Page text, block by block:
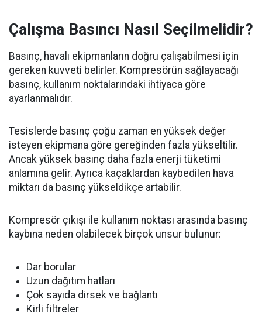
Çalışma Basıncı Nasıl Seçilmelidir?
Basınç, havalı ekipmanların doğru çalışabilmesi için
gereken kuvveti belirler. Kompresörün sağlayacağı
basınç, kullanım noktalarındaki ihtiyaca göre
ayarlanmalıdır.
Tesislerde basınç çoğu zaman en yüksek değer
isteyen ekipmana göre gereğinden fazla yükseltilir.
Ancak yüksek basınç daha fazla enerji tüketimi
anlamına gelir. Ayrıca kaçaklardan kaybedilen hava
miktarı da basınç yükseldikçe artabilir.
Kompresör çıkışı ile kullanım noktası arasında basınç
kaybına neden olabilecek birçok unsur bulunur:
Dar borular
Uzun dağıtım hatları
Çok sayıda dirsek ve bağlantı
Kirli filtreler